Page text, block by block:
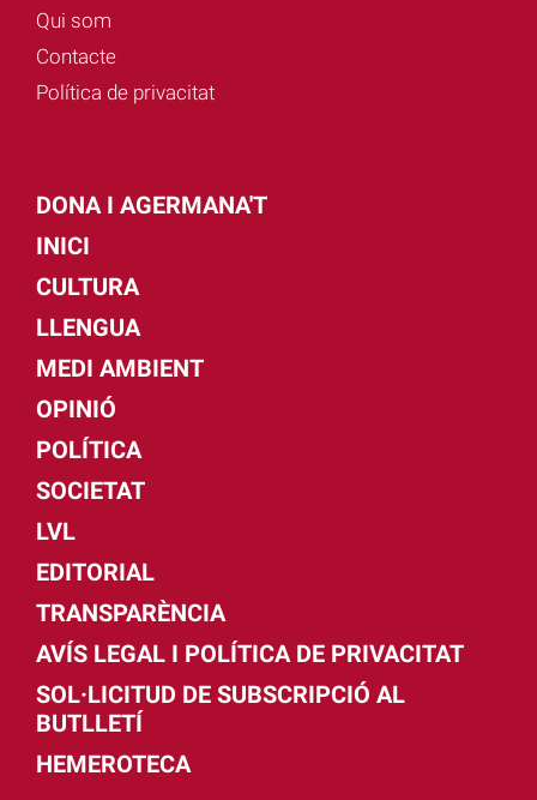
Qui som
Contacte
Política de privacitat
DONA I AGERMANA'T
INICI
CULTURA
LLENGUA
MEDI AMBIENT
OPINIÓ
POLÍTICA
SOCIETAT
LVL
EDITORIAL
TRANSPARÈNCIA
AVÍS LEGAL I POLÍTICA DE PRIVACITAT
SOL·LICITUD DE SUBSCRIPCIÓ AL
BUTLLETÍ
HEMEROTECA